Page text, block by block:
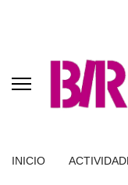
INICIO